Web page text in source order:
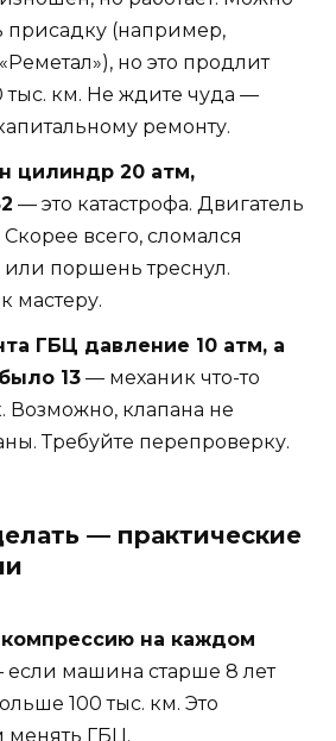
присадку (например,
но это продлит
тыс. км. Не ждите чуда —
ремонту.
цилиндр 20 атм,
— это катастрофа. Двигатель
Скорее всего, сломался
или поршень треснул.
мастеру.
ГБЦ давление 10 атм, а
13 — механик что-то
Возможно, клапана не
Требуйте перепроверку.
— практические
на каждом
машина старше 8 лет
100 тыс. км. Это
менять ГБЦ.